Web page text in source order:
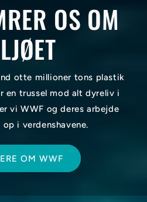
OS OM
otte millioner tons plastik
en trussel mod alt dyreliv i
vi WWF og deres arbejde
i verdenshavene.
OM WWF